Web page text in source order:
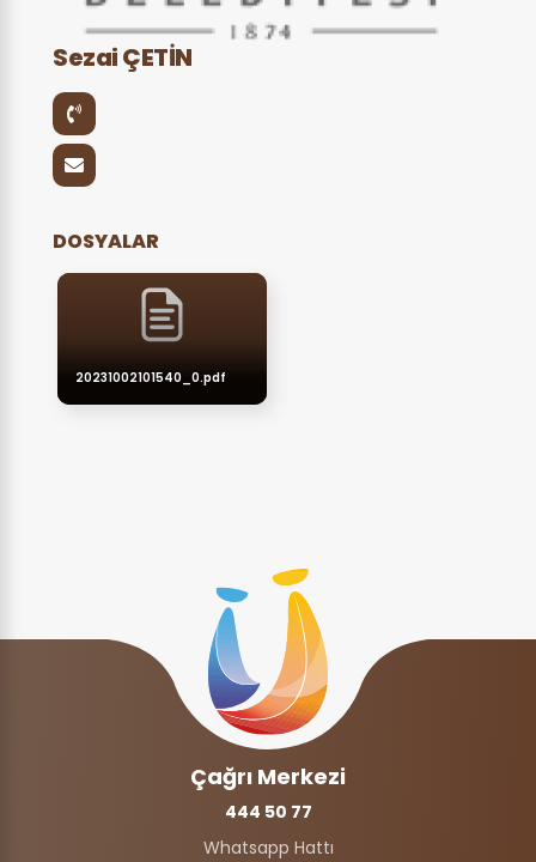
Sezai ÇETİN
DOSYALAR
20231002101540_0.pdf
Çağrı Merkezi
444 50 77
Whatsapp Hattı